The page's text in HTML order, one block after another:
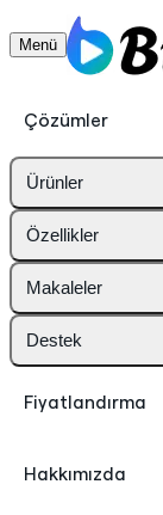
Menü
Çözümler
Ürünler
Özellikler
Makaleler
Destek
Fiyatlandırma
Hakkımızda